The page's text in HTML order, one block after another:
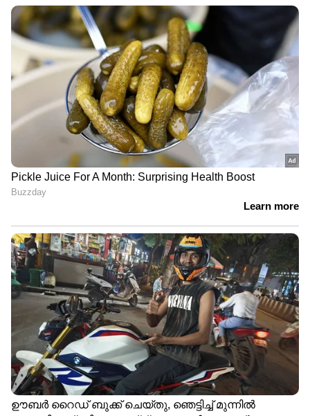
DOWNLOAD APP
RECOMMENDED STORIES